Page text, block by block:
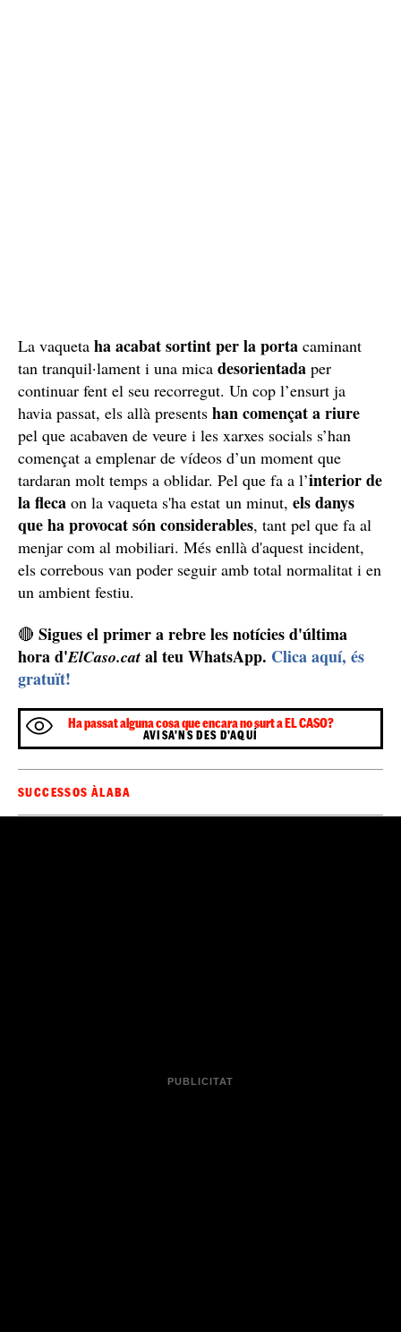
La vaqueta ha acabat sortint per la porta caminant
tan tranquil·lament i una mica desorientada per
continuar fent el seu recorregut. Un cop l’ensurt ja
havia passat, els allà presents han començat a riure
pel que acabaven de veure i les xarxes socials s’han
començat a emplenar de vídeos d’un moment que
tardaran molt temps a oblidar. Pel que fa a l’interior de
la fleca on la vaqueta s'ha estat un minut, els danys
que ha provocat són considerables, tant pel que fa al
menjar com al mobiliari. Més enllà d'aquest incident,
els correbous van poder seguir amb total normalitat i en
un ambient festiu.
🔴 Sigues el primer a rebre les notícies d'última
hora d'ElCaso.cat al teu WhatsApp. Clica aquí, és
gratuït!
Ha passat alguna cosa que encara no surt a EL CASO?
AVISA'NS DES D'AQUÍ
SUCCESSOS ÀLABA